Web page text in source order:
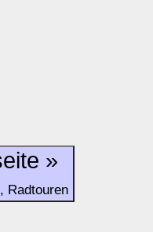
Zurück zur Startseite »
Radtouren